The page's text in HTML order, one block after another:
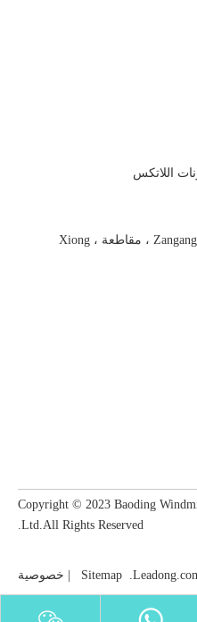
اللاتكس
رقم 168 ، شارع Zan West ، مدينة Zangang ، مقاطعة Xiong ،
Copyright © 2023​​​​​​​ Baoding
Ltd.All Rights Reserved.
Sitemap . خصوصية